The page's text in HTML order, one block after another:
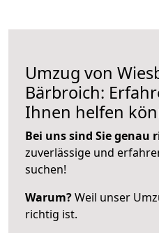
Umzug von
Bärbroich:
Ihnen helfen
Bei uns sind Sie genau
zuverlässige und
suchen!
Warum?Weil unser
richtig ist.